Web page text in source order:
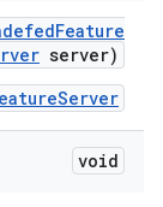
Feature
server)
void